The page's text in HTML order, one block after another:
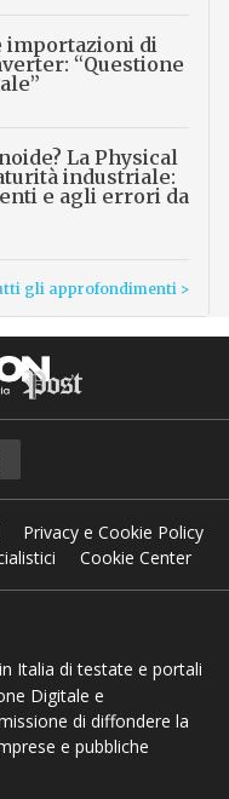
importazioni di
“Questione
La Physical
industriale:
e agli errori da
gli approfondimenti >
Privacy e Cookie Policy
Cookie Center
Italia di testate e portali
Digitale e
di diffondere la
e pubbliche